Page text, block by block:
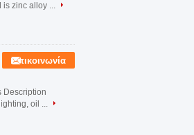
is zinc alloy ...
Επικοινωνία
Description
oil ...